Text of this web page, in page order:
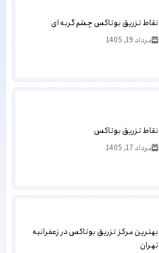
نقاط تزریق بوتاکس چشم گربه ای
مرداد 19, 1405
نقاط تزریق بوتاکس
مرداد 17, 1405
بهترین مرکز تزریق بوتاکس در زعفرانیه
تهران